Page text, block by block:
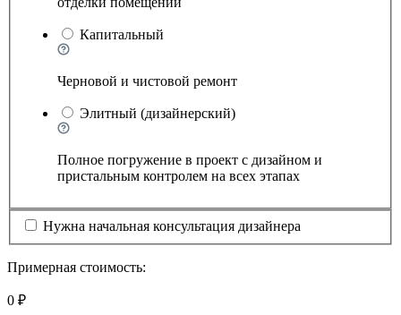
Капитальный
Черновой и чистовой ремонт
Элитный (дизайнерский)
Полное погружение в проект с дизайном и
пристальным контролем на всех этапах
Нужна начальная консультация дизайнера
Примерная стоимость:
0 ₽